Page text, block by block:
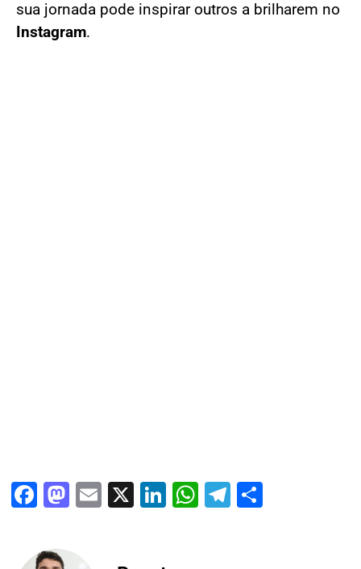
sua jornada pode inspirar outros a brilharem no
Instagram.
Facebook
Mastodon
Email
X LinkedIn
WhatsApp
Telegram